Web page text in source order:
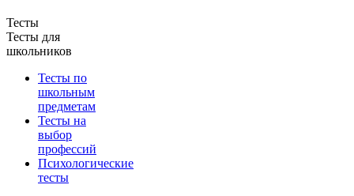
Тесты
Тесты для
школьников
Тесты по
школьным
предметам
Тесты на
выбор
профессий
Психологические
тесты